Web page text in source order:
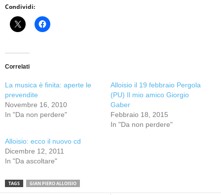
Condividi:
Correlati
La musica è finita: aperte le
prevendite
Novembre 16, 2010
In "Da non perdere"
Alloisio il 19 febbraio Pergola
(PU) Il mio amico Giorgio
Gaber
Febbraio 18, 2015
In "Da non perdere"
Alloisio: ecco il nuovo cd
Dicembre 12, 2011
In "Da ascoltare"
TAGS GIAN PIERO ALLOISIO